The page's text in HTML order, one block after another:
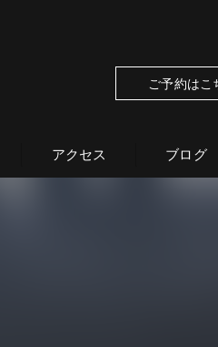
ご予約はこ
アクセス ブログ